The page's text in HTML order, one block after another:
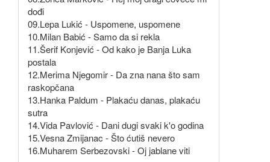
dođi
09.Lepa Lukić - Uspomene, uspomene
10.Milan Babić - Samo da si rekla
11.Šerif Konjević - Od kako je Banja Luka
postala
12.Merima Njegomir - Da zna nana što sam
raskopčana
13.Hanka Paldum - Plakaću danas, plakaću
sutra
14.Vida Pavlović - Dani dugi svaki k'o godina
15.Vesna Zmijanac - Što ćutiš nevero
16.Muharem Serbezovski - Oj jablane viti